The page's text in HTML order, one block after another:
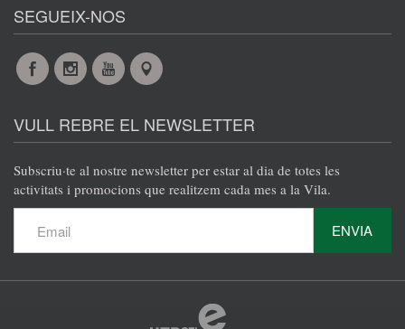
SEGUEIX-NOS
FacebookInstagram
YouTubeMaps
VULL REBRE EL NEWSLETTER
Subscriu·te al nostre newsletter per estar al dia de totes les
activitats i promocions que realitzem cada mes a la Vila.
ENVIA